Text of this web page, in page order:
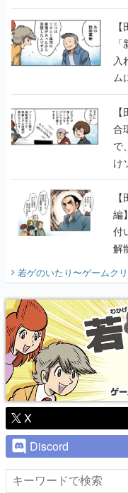
【
入
ム
の
合
で
け
に
編
付
解
『
り
若ゲのいたり〜ゲームク
X
Discord